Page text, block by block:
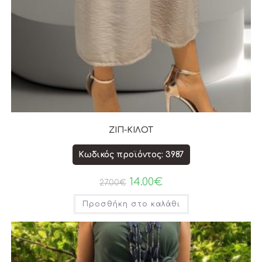
ΖΙΠ-ΚΙΛΟΤ
Κωδικός προϊόντος: 3987
27.00€ 14.00€
Προσθήκη στο καλάθι